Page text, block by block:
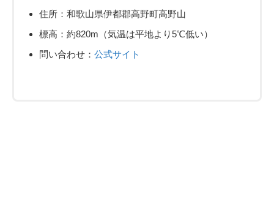
住所：和歌山県伊都郡高野町高野山
標高：約820m（気温は平地より5℃低い）
問い合わせ： 公式サイト